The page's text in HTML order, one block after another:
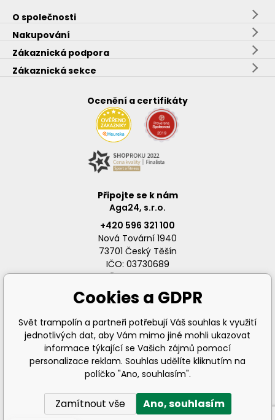
O společnosti
Nakupování
Zákaznická podpora
Zákaznická sekce
Ocenění a certifikáty
Připojte se k nám
Aga24, s.r.o.
+420 596 321 100
Nová Tovární 1940
73701 Český Těšín
IČO: 03730689
DIČ: CZ03730689
info@svet-trampolin.cz
Cookies a GDPR
Svět trampolín a partneři potřebují Váš souhlas k využití
jednotlivých dat, aby Vám mimo jiné mohli ukazovat
informace týkající se Vašich zájmů pomocí
personalizace reklam. Souhlas udělíte kliknutím na
políčko "Ano, souhlasím".
Zamítnout vše Ano, souhlasím